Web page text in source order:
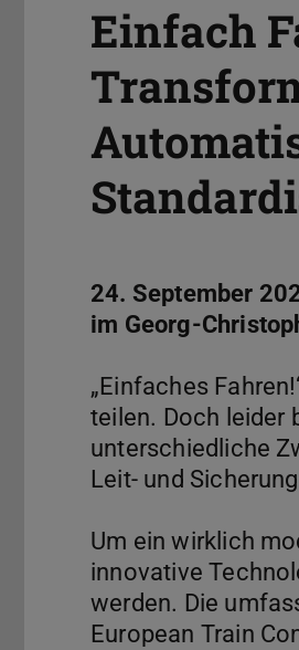
Einfach
24. September
im Georg-
„Einfaches
teilen. Doch leider
unterschiedliche
Leit- und
Um ein wirklich
innovative
werden. Die
European Train